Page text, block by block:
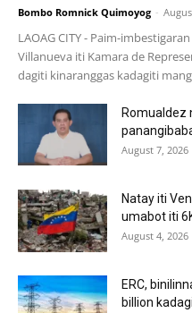
Bombo Romnick Quimoyog -
LAOAG CITY - Paim-
Villanueva iti Kamara de
dagiti kinaranggas kadagiti
Romualdez
August 7,
Natay iti
umabot iti
August 4,
ERC,
billion